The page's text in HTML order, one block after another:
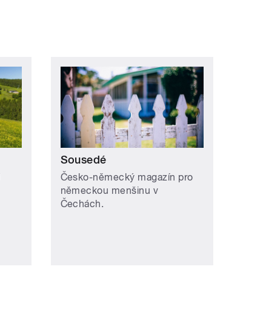
Sousedé
Česko-německý magazín pro
německou menšinu v
Čechách.